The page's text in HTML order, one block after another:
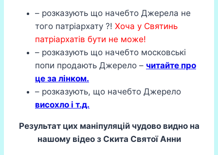
– розказують що начебто Джерела не
того патріархату ?! Хоча у Святинь
патріархатів бути не може!
– розказують що начебто московські
попи продають Джерело – читайте про
це за лінком.
– розказують, що начебто Джерело
висохло і т.д.
Результат цих маніпуляцій чудово видно на
нашому відео з Скита Святої Анни